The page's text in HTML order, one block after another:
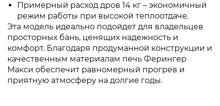
Примерный расход дров 14 кг – экономичный
режим работы при высокой теплоотдаче.
Эта модель идеально подойдет для владельцев
просторных бань, ценящих надежность и
комфорт. Благодаря продуманной конструкции и
качественным материалам печь Ферингер
Макси обеспечит равномерный прогрев и
приятную атмосферу на долгие годы.